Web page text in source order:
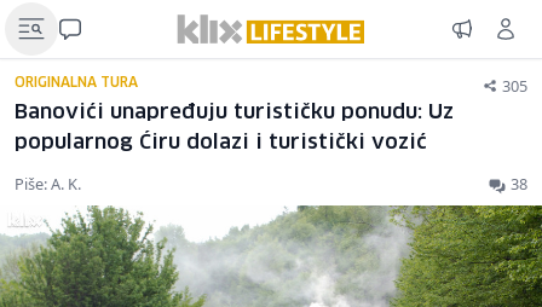
ORIGINALNA TURA 305
Banovići unapređuju turističku ponudu: Uz
popularnog Ćiru dolazi i turistički vozić
Piše: A. K. 38